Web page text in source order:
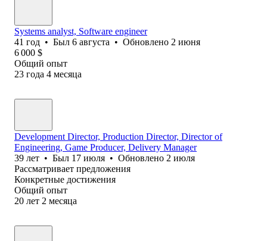
Systems analyst, Software еngineer
41 год • Был 6 августа • Обновлено 2 июня
6 000 $
Общий опыт
23 года 4 месяца
Development Director, Production Director, Director of
Engineering, Game Producer, Delivery Manager
39 лет • Был 17 июля • Обновлено 2 июля
Рассматривает предложения
Конкретные достижения
Общий опыт
20 лет 2 месяца